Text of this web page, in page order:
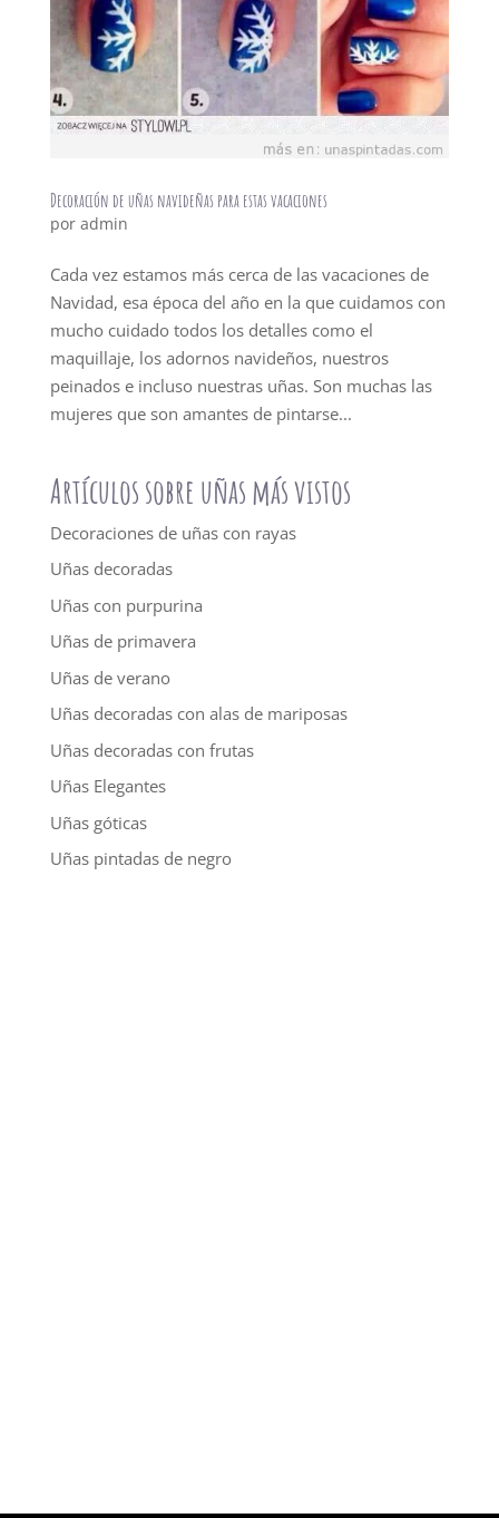
Decoración de uñas navideñas para estas vacaciones
por admin
Cada vez estamos más cerca de las vacaciones de
Navidad, esa época del año en la que cuidamos con
mucho cuidado todos los detalles como el
maquillaje, los adornos navideños, nuestros
peinados e incluso nuestras uñas. Son muchas las
mujeres que son amantes de pintarse...
Artículos sobre uñas más vistos
Decoraciones de uñas con rayas
Uñas decoradas
Uñas con purpurina
Uñas de primavera
Uñas de verano
Uñas decoradas con alas de mariposas
Uñas decoradas con frutas
Uñas Elegantes
Uñas góticas
Uñas pintadas de negro